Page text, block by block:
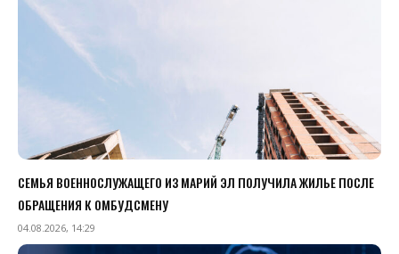
СЕМЬЯ ВОЕННОСЛУЖАЩЕГО ИЗ МАРИЙ ЭЛ ПОЛУЧИЛА ЖИЛЬЕ ПОСЛЕ
ОБРАЩЕНИЯ К ОМБУДСМЕНУ
04.08.2026, 14:29